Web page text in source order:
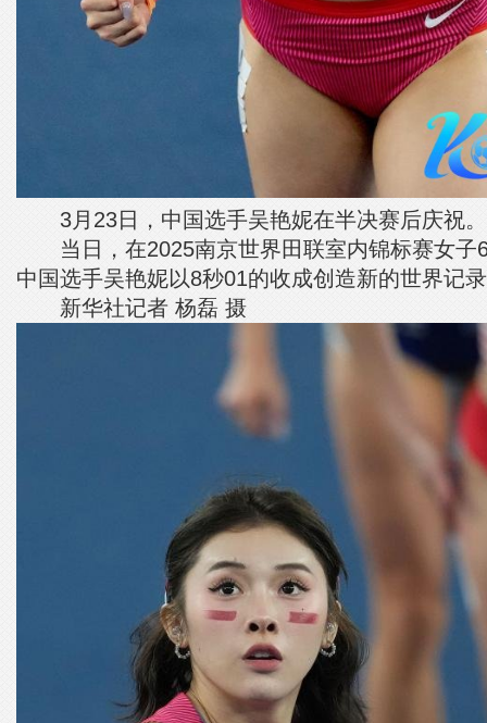
3月23日，中国选手吴艳妮在半决赛后庆祝。
当日，在2025南京世界田联室内锦标赛女子
中国选手吴艳妮以8秒01的收成创造新的世界记
新华社记者 杨磊 摄